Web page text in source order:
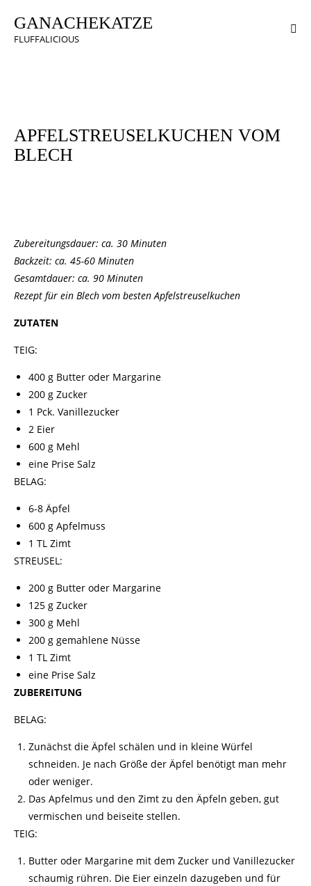
GANACHEKATZE
FLUFFALICIOUS
APFELSTREUSELKUCHEN VOM
BLECH
Zubereitungsdauer: ca. 30 Minuten
Backzeit: ca. 45-60 Minuten
Gesamtdauer: ca. 90 Minuten
Rezept für ein Blech vom besten Apfelstreuselkuchen
ZUTATEN
TEIG:
400 g Butter oder Margarine
200 g Zucker
1 Pck. Vanillezucker
2 Eier
600 g Mehl
eine Prise Salz
BELAG:
6-8 Äpfel
600 g Apfelmuss
1 TL Zimt
STREUSEL:
200 g Butter oder Margarine
125 g Zucker
300 g Mehl
200 g gemahlene Nüsse
1 TL Zimt
eine Prise Salz
ZUBEREITUNG
BELAG:
Zunächst die Äpfel schälen und in kleine Würfel
schneiden. Je nach Größe der Äpfel benötigt man mehr
oder weniger.
Das Apfelmus und den Zimt zu den Äpfeln geben, gut
vermischen und beiseite stellen.
TEIG:
Butter oder Margarine mit dem Zucker und Vanillezucker
schaumig rühren. Die Eier einzeln dazugeben und für